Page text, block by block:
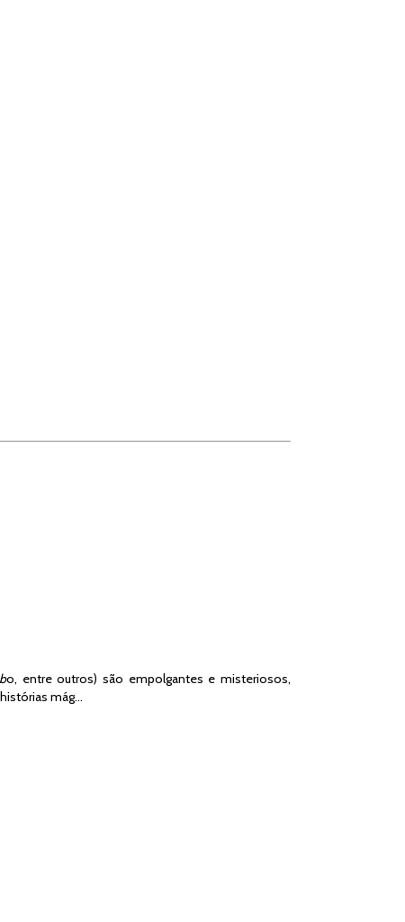
o, entre outros) são empolgantes e misteriosos,
mág…